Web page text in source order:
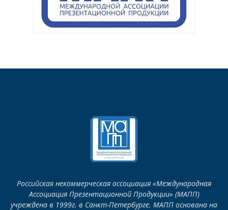
Российская некоммерческая ассоциация «Международная
Ассоциация Презентационной Продукции» (МАПП)
учреждена в 1999г. в Санкт-Петербурге. МАПП основана на